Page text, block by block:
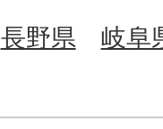
長野県
岐阜